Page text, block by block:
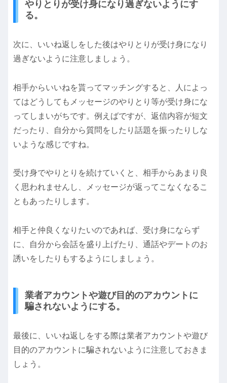
やりとりが受け身になり過ぎないようにす
る。
次に、いいね返しをした後はやりとりが受け身になり
過ぎないように注意しましょう。
相手からいいねを貰ってマッチングすると、人によっ
てはどうしてもメッセージのやりとり等が受け身にな
ってしまいがちです。例えばですが、返信内容が短文
だったり、自分から質問をしたり話題を振ったりしな
いような感じですね。
受け身でやりとりを続けていくと、相手からあまり良
く思われませんし、メッセージが返ってこなくなるこ
ともあったりします。
相手と仲良くなりたいのであれば、受け身にならず
に、自分から会話を盛り上げたり、通話やデートのお
誘いをしたりもするようにしましょう。
業者アカウントや遊び目的のアカウントに
騙されないようにする。
最後に、いいね返しをする際は業者アカウントや遊び
目的のアカウントに騙されないように注意しておきま
しょう。